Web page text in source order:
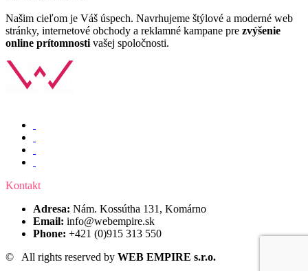
Našim cieľom je Váš úspech. Navrhujeme štýlové a moderné web
stránky, internetové obchody a reklamné kampane pre zvýšenie
online prítomnosti vašej spoločnosti.
Kontakt
Adresa: Nám. Kossútha 131, Komárno
Email: info@webempire.sk
Phone: +421 (0)915 313 550
©
All rights reserved by WEB EMPIRE s.r.o.